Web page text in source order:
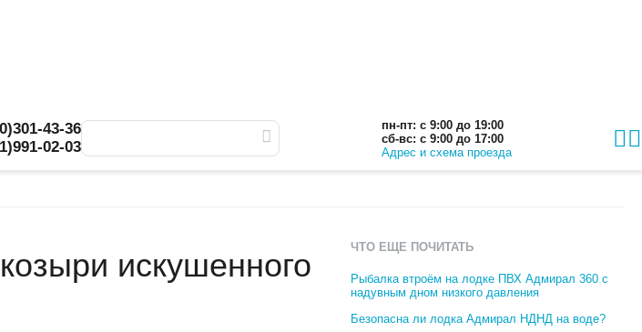
43-36
02-03
пн-пт: с 9:00 до 19:00
сб-вс: с 9:00 до 17:00
Адрес и схема проезда
искушенного
ЧТО ЕЩЕ ПОЧИТАТЬ
Рыбалка втроём на лодке ПВХ Адмирал 360 с
надувным дном низкого давления
Безопасна ли лодка Адмирал НДНД на воде?